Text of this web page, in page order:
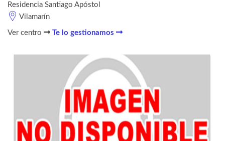
Residencia Santiago Apóstol
Vilamarín
Ver centro Te lo gestionamos